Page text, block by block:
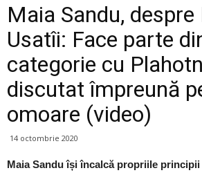
Maia Sandu, despre
Usatîi: Face parte
categorie cu
discutat împreună
omoare (video)
14 octombrie 2020
Maia Sandu își încalcă propriile